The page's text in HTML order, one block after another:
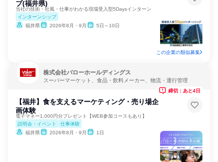
プ(福井県)
当社の技術・社風・仕事がわかる現場受入型5Daysインターン
インターンシップ
福井県
2026年8月・9月 5日～10日
この企業の類似募集
株式会社バローホールディングス
スーパーマーケット、食品・飲料メーカー、物流・運行管理
【福井】食を支えるマーケティング・売り場企
画体験
電子マネー1,000円分プレゼント【WEB参加コースもあり】
説明会・イベント
仕事体験
福井県
2026年8月・9月 1日
締切：あと4日